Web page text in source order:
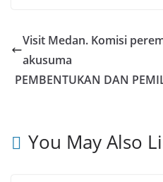
Visit Medan. Komisi
akusuma
PEMBENTUKAN DAN
You May Also